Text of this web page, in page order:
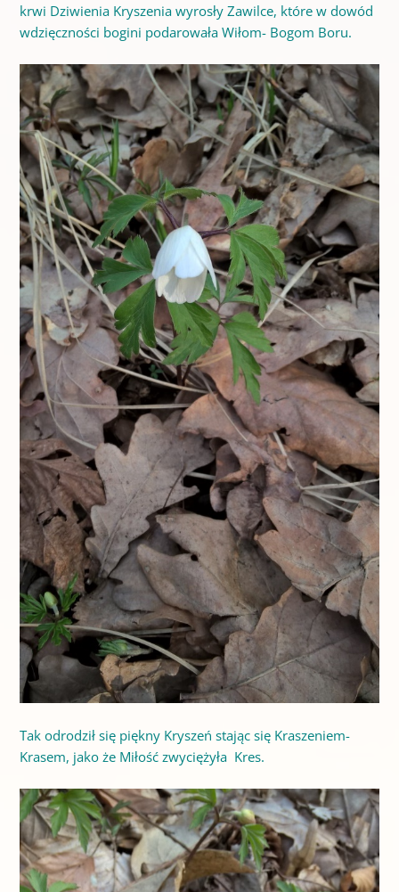
krwi Dziwienia Kryszenia wyrosły Zawilce, które w dowód
wdzięczności bogini podarowała Wiłom- Bogom Boru.
Tak odrodził się piękny Kryszeń stając się Kraszeniem-
Krasem, jako że Miłość zwyciężyła Kres.